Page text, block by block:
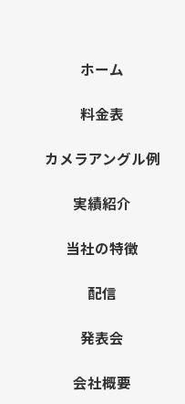
ホーム
料金表
カメラアングル例
実績紹介
当社の特徴
配信
発表会
会社概要